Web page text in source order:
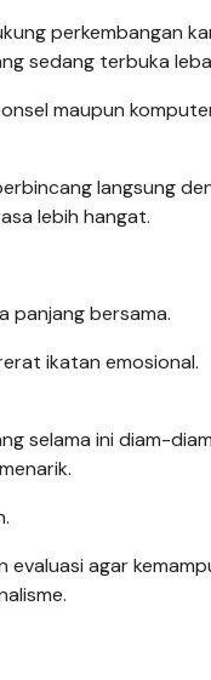
perkembangan
sedang terbuka
maupun
langsung
lebih hangat.
panjang bersama.
ikatan emosional.
selama ini diam-diam
agar